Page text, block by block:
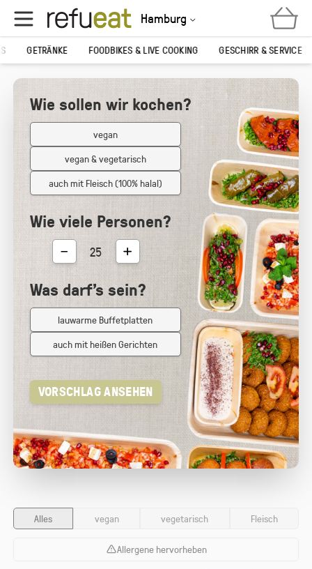
Zum
Inhalt
springen
Hamburg
GETRÄNKE FOODBIKES & LIVE COOKING GESCHIRR & SERVICE
Wie sollen wir kochen?
vegan
vegan & vegetarisch
auch mit Fleisch (100% halal)
Wie viele Personen?
Was darf’s sein?
lauwarme Buffetplatten
auch mit heißen Gerichten
VORSCHLAG ANSEHEN
Alles vegan vegetarisch Fleisch
Allergene hervorheben